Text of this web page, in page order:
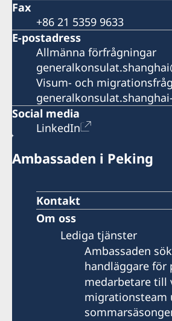
Fax
+86 21 5359 9633
E-postadress
Allmänna förfrågningar
Visum- och
Social media
LinkedIn
Ambassaden i Peking
Kontakt
Om oss
Lediga tjänster
Ambassaden
handläggare
medarbetare till
migrationsteam